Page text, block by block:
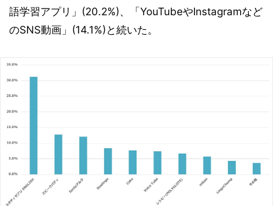
語学習アプリ」(20.2%)、「YouTubeやInstagramなど
のSNS動画」(14.1%)と続いた。